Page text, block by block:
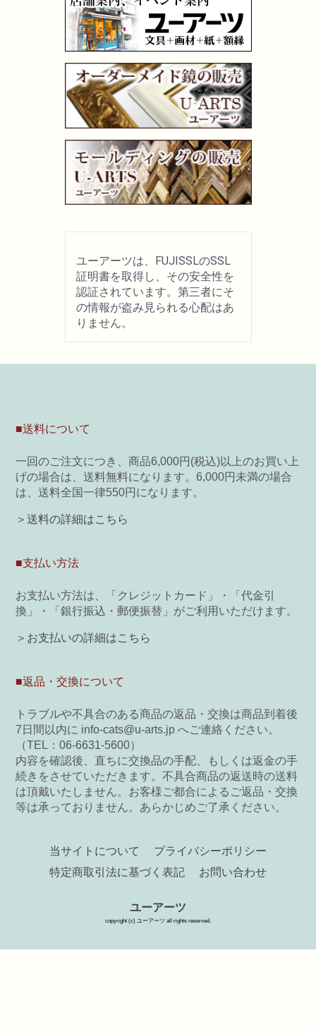
ユーアーツは、FUJISSLのSSL
証明書を取得し、その安全性を
認証されています。第三者にそ
の情報が盗み見られる心配はあ
りません。
■送料について
一回のご注文につき、商品6,000円(税込)以上のお買い上
げの場合は、送料無料になります。6,000円未満の場合
は、送料全国一律550円になります。
＞送料の詳細はこちら
■支払い方法
お支払い方法は、「クレジットカード」・「代金引
換」・「銀行振込・郵便振替」がご利用いただけます。
＞お支払いの詳細はこちら
■返品・交換について
トラブルや不具合のある商品の返品・交換は商品到着後
7日間以内に info-cats@u-arts.jp へご連絡ください。
（TEL：06-6631-5600）
内容を確認後、直ちに交換品の手配、もしくは返金の手
続きをさせていただきます。不具合商品の返送時の送料
は頂戴いたしません。お客様ご都合によるご返品・交換
等は承っておりません。あらかじめご了承ください。
当サイトについて
プライバシーポリシー
特定商取引法に基づく表記
お問い合わせ
ユーアーツ
copyright (c) ユーアーツ all rights reserved.
紙・スケッチブック
筆
画材用具
製図用品
キャンバス・パネル
雑貨
書籍